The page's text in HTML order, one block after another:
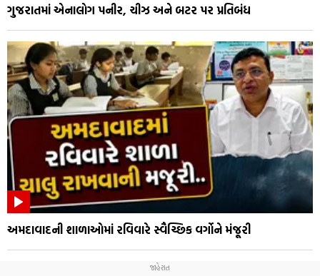
ગુજરાતમાં એનાલોગ પનીર, ચીઝ અને બટર પર પ્રતિબંધ
અમદાવાદની શાળાઓમાં રવિવારે સ્વૈચ્છિક વર્ગોને મંજૂરી